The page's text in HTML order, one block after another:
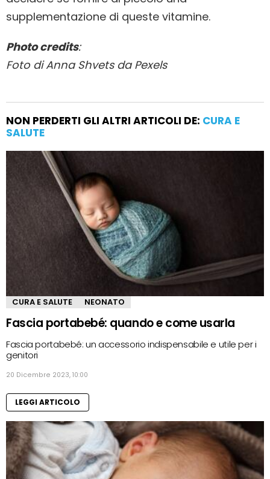
supplementazione di queste vitamine.
Photo credits:
Foto di Anna Shvets da Pexels
NON PERDERTI GLI ALTRI ARTICOLI DE: CURA E
SALUTE
CURA E SALUTE NEONATO
Fascia portabebé: quando e come usarla
Fascia portabebé: un accessorio indispensabile e utile per i
genitori
20 Dicembre 2023, 10:00
LEGGI ARTICOLO